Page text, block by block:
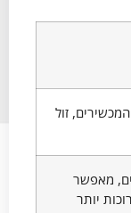
זול
מאפשר
יותר